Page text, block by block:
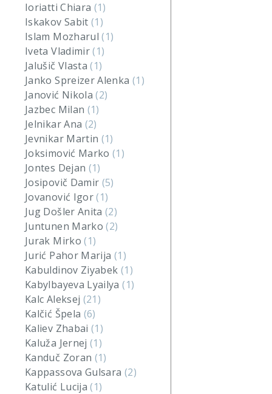
Ioriatti Chiara (1)
Iskakov Sabit(1)
Islam Mozharul(1)
Iveta Vladimir(1)
Jalušič Vlasta(1)
Janko Spreizer Alenka (1)
Janović Nikola(2)
Jazbec Milan (1)
Jelnikar Ana (2)
Jevnikar Martin (1)
Joksimović Marko(1)
Jontes Dejan (1)
Josipovič Damir (5)
Jovanović Igor(1)
Jug Došler Anita(2)
Juntunen Marko(2)
Jurak Mirko(1)
Jurić Pahor Marija (1)
Kabuldinov Ziyabek (1)
Kabylbayeva Lyailya(1)
Kalc Aleksej (21)
Kalčić Špela (6)
Kaliev Zhabai(1)
Kaluža Jernej(1)
Kanduč Zoran (1)
Kappassova Gulsara (2)
Katulić Lucija(1)